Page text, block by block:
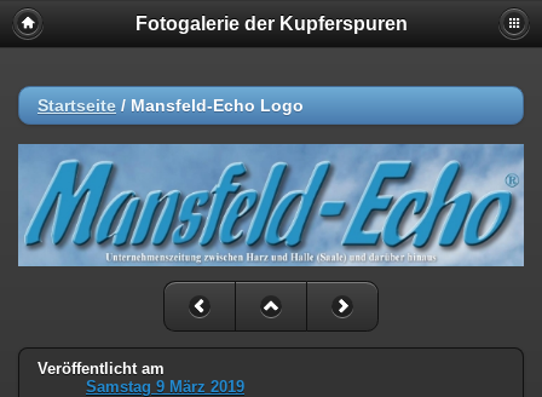
Fotogalerie der Kupferspuren
Startseite / Mansfeld-Echo Logo
Veröffentlicht am
Samstag 9 März 2019